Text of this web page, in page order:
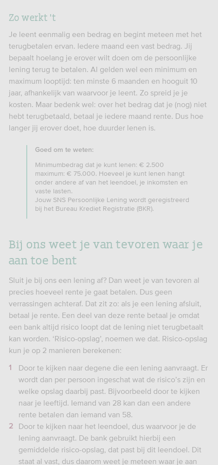
Zo werkt 't
Je leent eenmalig een bedrag en begint meteen met het
terugbetalen ervan. Iedere maand een vast bedrag. Jij
bepaalt hoelang je erover wilt doen om de persoonlijke
lening terug te betalen. Al gelden wel een minimum en
maximum looptijd: ten minste 6 maanden en hooguit 10
jaar, afhankelijk van waarvoor je leent. Zo spreid je je
kosten. Maar bedenk wel: over het bedrag dat je (nog) niet
hebt terugbetaald, betaal je iedere maand rente. Dus hoe
langer jij erover doet, hoe duurder lenen is.
Goed om te weten:
Minimumbedrag dat je kunt lenen: € 2.500
maximum: € 75.000. Hoeveel je kunt lenen hangt
onder andere af van het leendoel, je inkomsten en
vaste lasten.
Jouw SNS Persoonlijke Lening wordt geregistreerd
bij het Bureau Krediet Registratie (BKR).
Bij ons weet je van tevoren waar je
aan toe bent
Sluit je bij ons een lening af? Dan weet je van tevoren al
precies hoeveel rente je gaat betalen. Dus geen
verrassingen achteraf. Dat zit zo: als je een lening afsluit,
betaal je rente. Een deel van deze rente betaal je omdat
een bank altijd risico loopt dat de lening niet terugbetaalt
kan worden. ‘Risico-opslag’, noemen we dat. Risico-opslag
kun je op 2 manieren berekenen:
Door te kijken naar degene die een lening aanvraagt. Er
wordt dan per persoon ingeschat wat de risico’s zijn en
welke opslag daarbij past. Bijvoorbeeld door te kijken
naar je leeftijd. Iemand van 28 kan dan een andere
rente betalen dan iemand van 58.
Door te kijken naar het leendoel, dus waarvoor je de
lening aanvraagt. De bank gebruikt hierbij een
gemiddelde risico-opslag, dat past bij dit leendoel. Dit
staat al vast, dus daarom weet je meteen waar je aan